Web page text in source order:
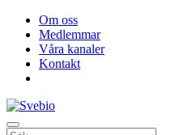
Om oss
Medlemmar
Våra kanaler
Kontakt